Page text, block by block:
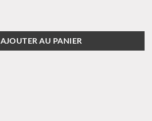
AJOUTER AU PANIER